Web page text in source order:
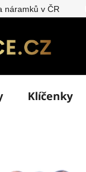
náramků v ČR
Klíčenky